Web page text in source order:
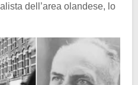
dell’area olandese, lo